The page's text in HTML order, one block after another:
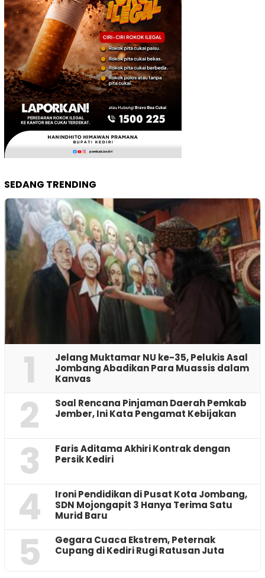
SEDANG TRENDING
1
Jelang Muktamar NU ke-35, Pelukis Asal
Jombang Abadikan Para Muassis dalam
Kanvas
2
‎Soal Rencana Pinjaman Daerah Pemkab
Jember, Ini Kata Pengamat Kebijakan ‎
3
Faris Aditama Akhiri Kontrak dengan
Persik Kediri
4
Ironi Pendidikan di Pusat Kota Jombang,
SDN Mojongapit 3 Hanya Terima Satu
Murid Baru
5
‎Gegara Cuaca Ekstrem, Peternak
Cupang di Kediri Rugi Ratusan Juta